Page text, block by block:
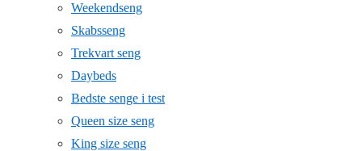
Weekendseng
Skabsseng
Trekvart seng
Daybeds
Bedste senge i test
Queen size seng
King size seng